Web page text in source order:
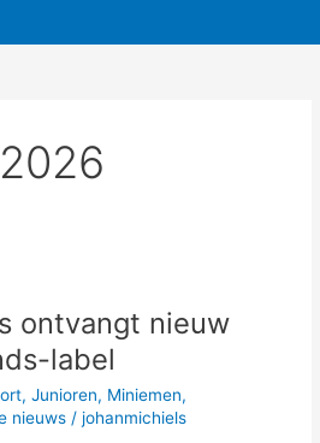
ontvangt nieuw
label
,Junioren, Miniemen,
nieuws /johanmichiels